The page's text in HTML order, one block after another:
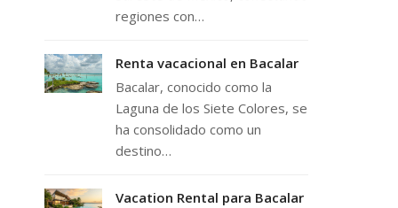
regiones con…
Renta vacacional en Bacalar
Bacalar, conocido como la
Laguna de los Siete Colores, se
ha consolidado como un
destino…
Vacation Rental para Bacalar